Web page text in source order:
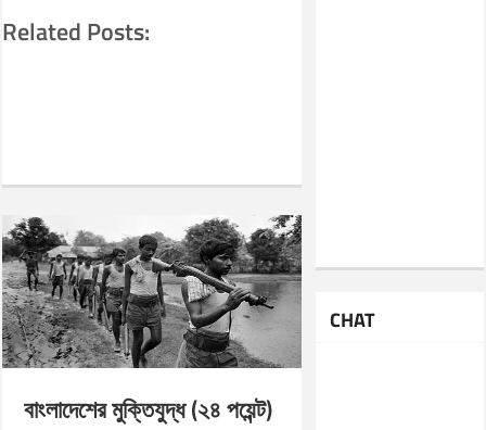
Related Posts:
বাংলাদেশের মুক্তিযুদ্ধ (২৪ পয়েন্ট)
CHAT